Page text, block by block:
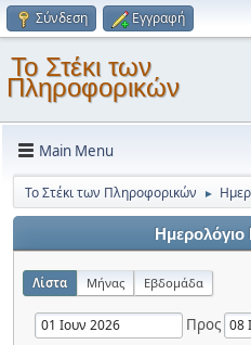
Σύνδεση Εγγραφή
Το Στέκι των
Πληροφορικών
Main Menu
Το Στέκι των Πληροφορικών ►
Λίστα Μήνας Εβδομάδα
Προς